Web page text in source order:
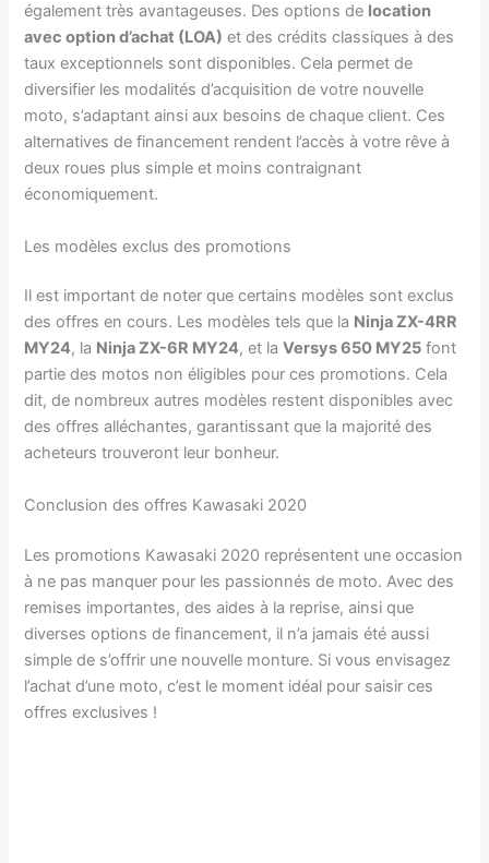
également très avantageuses. Des options de location
avec option d’achat (LOA) et des crédits classiques à des
taux exceptionnels sont disponibles. Cela permet de
diversifier les modalités d’acquisition de votre nouvelle
moto, s’adaptant ainsi aux besoins de chaque client. Ces
alternatives de financement rendent l’accès à votre rêve à
deux roues plus simple et moins contraignant
économiquement.
Les modèles exclus des promotions
Il est important de noter que certains modèles sont exclus
des offres en cours. Les modèles tels que la Ninja ZX-4RR
MY24, la Ninja ZX-6R MY24, et laVersys 650 MY25 font
partie des motos non éligibles pour ces promotions. Cela
dit, de nombreux autres modèles restent disponibles avec
des offres alléchantes, garantissant que la majorité des
acheteurs trouveront leur bonheur.
Conclusion des offres Kawasaki 2020
Les promotions Kawasaki 2020 représentent une occasion
à ne pas manquer pour les passionnés de moto. Avec des
remises importantes, des aides à la reprise, ainsi que
diverses options de financement, il n’a jamais été aussi
simple de s’offrir une nouvelle monture. Si vous envisagez
l’achat d’une moto, c’est le moment idéal pour saisir ces
offres exclusives !